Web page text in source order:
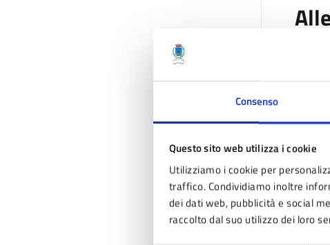
Consenso
Questo sito web utilizza i cookie
Utilizziamo i cookie per
traffico. Condividiamo inoltre
dei dati web, pubblicità e social
raccolto dal suo utilizzo dei loro